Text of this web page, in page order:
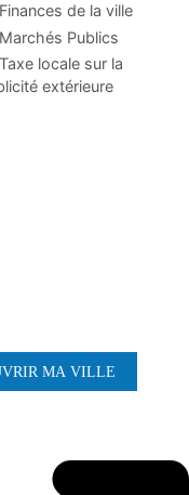
Finances de la ville
Marchés Publics
Taxe locale sur la
extérieure
MA VILLE